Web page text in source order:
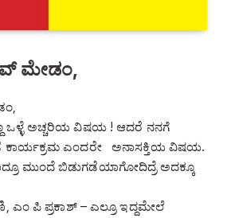
ಮೇಡಂ,
ಒಳ್ಳೆ ಅಚ್ಚರಿಯ ವಿಷಯ ! ಆದರೆ ನನಗೆ
ಕಾರ್ಯಕ್ರಮ ಎಂದರೇ ಅನಾಸಕ್ತಿಯ ವಿಷಯ.
ಮುಂದೆ ಬಿಡುಗಡೆಯಾಗೋದಿದ್ರೆ ಅದಕ್ಕೂ
ಎಂ ಪಿ ಪ್ರಕಾಶ್ – ಎಲ್ರೂ ಇದ್ದಮೇಲೆ